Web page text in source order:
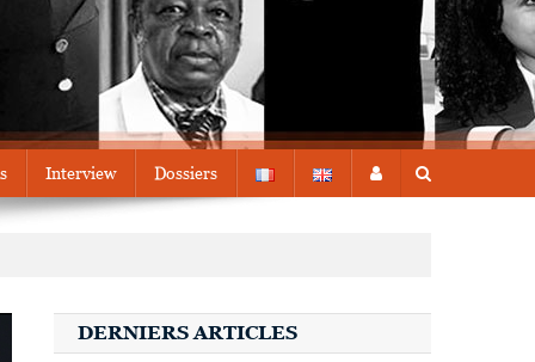
Interview Dossiers
DERNIERS ARTICLES